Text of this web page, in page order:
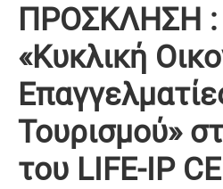
ΠΡΟΣΚΛΗΣΗ :
«Κυκλική
Τουρισμού»
του LIFE-IP